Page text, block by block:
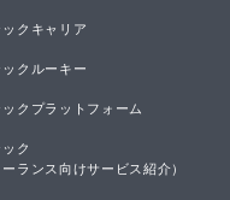
ックキャリア
ックルーキー
ックプラットフォーム
ク
ーランス向けサービス紹介）